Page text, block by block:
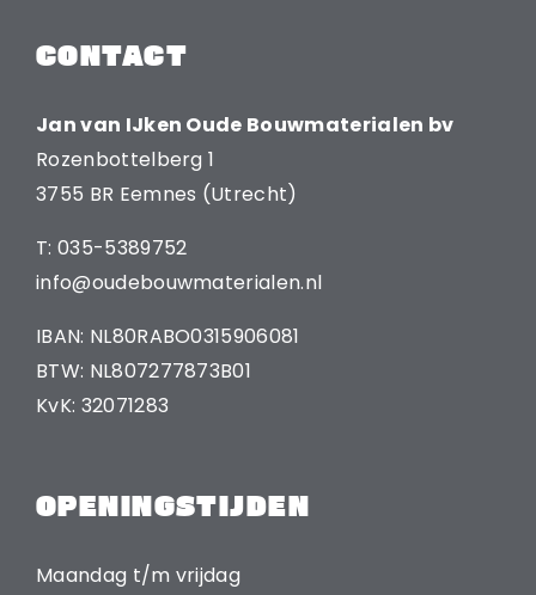
CONTACT
Jan van IJken Oude Bouwmaterialen bv
Rozenbottelberg 1
3755 BR Eemnes (Utrecht)
T: 035-5389752
info@oudebouwmaterialen.nl
IBAN: NL80RABO0315906081
BTW: NL807277873B01
KvK: 32071283
OPENINGSTIJDEN
Maandag t/m vrijdag